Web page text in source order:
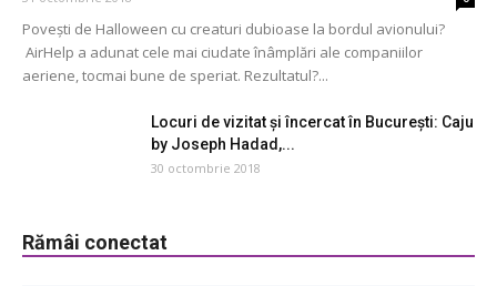
Povești de Halloween cu creaturi dubioase la bordul avionului?
AirHelp a adunat cele mai ciudate înâmplări ale companiilor
aeriene, tocmai bune de speriat. Rezultatul?...
Locuri de vizitat și încercat în București: Caju
by Joseph Hadad,...
30 octombrie 2018
Rămâi conectat